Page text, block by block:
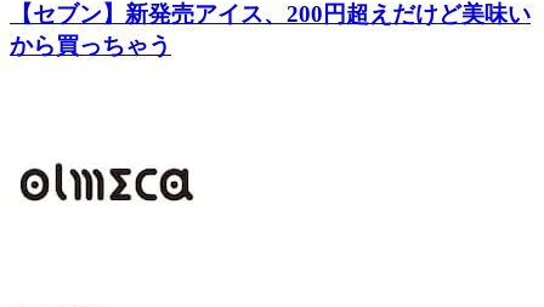
【セブン】新発売アイス、200円超えだけど美味い
から買っちゃう